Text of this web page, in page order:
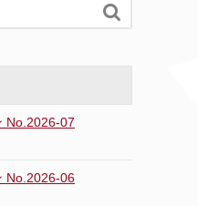

No.2026-07
No.2026-06